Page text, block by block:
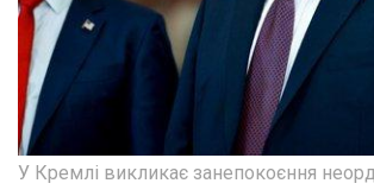
У Кремлі викликає занепокоєння